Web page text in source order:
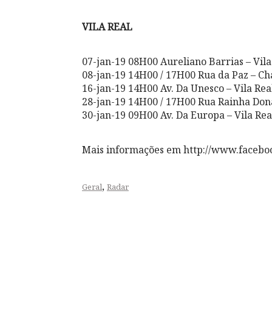
VILA REAL
07-jan-19 08H00 Aureliano Barrias –
08-jan-19 14H00 / 17H00 Rua da Paz –
16-jan-19 14H00 Av. Da Unesco – Vila
28-jan-19 14H00 / 17H00 Rua Rainha
30-jan-19 09H00 Av. Da Europa – Vila
Mais informações em http://
Geral, Radar